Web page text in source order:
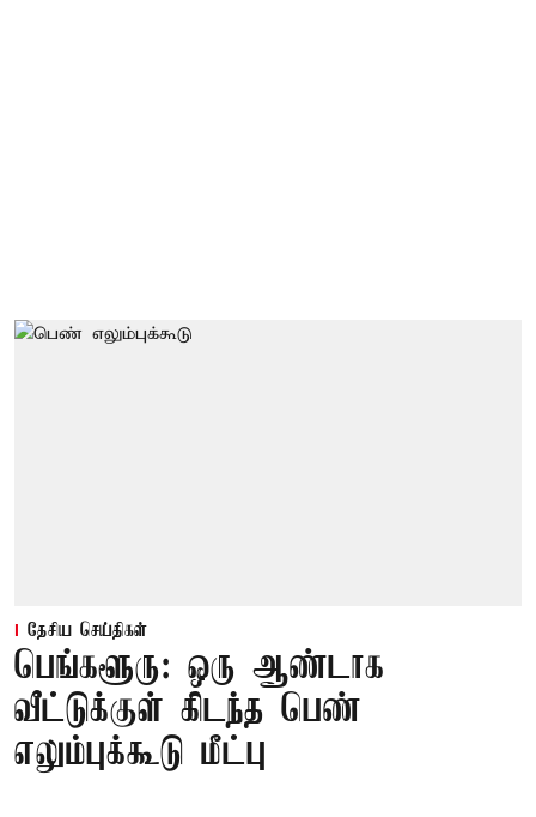
தேசிய செய்திகள்
பெங்களூரு: ஒரு ஆண்டாக
வீட்டுக்குள் கிடந்த பெண்
எலும்புக்கூடு மீட்பு